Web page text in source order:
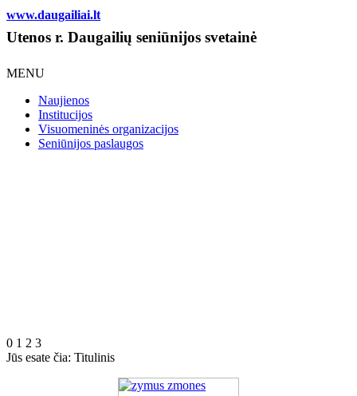
www.daugailiai.lt
Utenos r. Daugailių seniūnijos svetainė
MENU
Naujienos
Institucijos
Visuomeninės organizacijos
Seniūnijos paslaugos
0 1 2 3
Jūs esate čia: Titulinis